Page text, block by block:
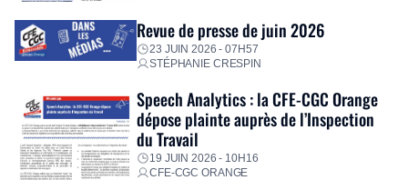
Revue de presse de juin 2026
23 JUIN 2026 - 07H57
STÉPHANIE CRESPIN
Speech Analytics : la CFE-CGC Orange
dépose plainte auprès de l’Inspection
du Travail
19 JUIN 2026 - 10H16
CFE-CGC ORANGE